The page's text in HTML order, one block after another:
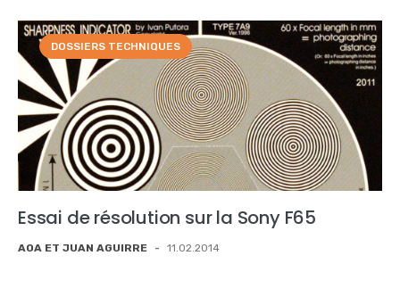
DOSSIERS TECHNIQUES
Essai de résolution sur la Sony F65
AOA ET JUAN AGUIRRE - 11.02.2014